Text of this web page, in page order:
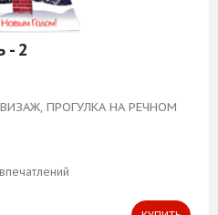
- 2
ПРОГУЛКА НА РЕЧНОМ